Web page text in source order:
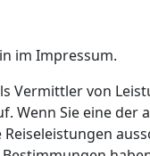
im Impressum.
Vermittler von
Wenn Sie eine der